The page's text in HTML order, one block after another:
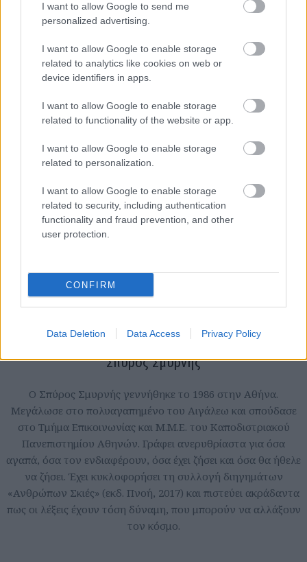
I want to allow Google to send me
personalized advertising.
I want to allow Google to enable storage
related to analytics like cookies on web or
device identifiers in apps.
I want to allow Google to enable storage
related to functionality of the website or app.
I want to allow Google to enable storage
related to personalization.
I want to allow Google to enable storage
related to security, including authentication
functionality and fraud prevention, and other
user protection.
CONFIRM
Data Deletion Data Access Privacy Policy
Σπύρος Σμυρνής
Ο Σπύρος Σμυρνής γεννήθηκε το 1986 στην Αθήνα.
Μεγάλωσε στο πολυαγαπημένο του Αιγάλεω και σπούδασε
στο Τμήμα Επικοινωνίας και Μ.Μ.Ε. του Καποδιστριακού
Πανεπιστημίου Αθηνών. Γράφει ανερυθρίαστα για όσα
αγαπά, όσα τον ενδιαφέρουν, όσα έχει ζήσει και όσα θα ήθελε
να ζήσει. Έχει κυκλοφορήσει τη συλλογή διηγημάτων
«Ανθρώπων Σκιές» (εκδ. Πνοή, 2017) και πιστεύει ακράδαντα
πως οι λέξεις έχουν τόση δύναμη, που μπορούν να αλλάξουν
τον κόσμο.